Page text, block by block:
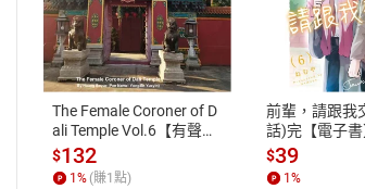
付款方式
ATM轉帳、信用卡、LINE PAY、
The Female Coroner of D
ali Temple Vol.6【有聲
書】
$132
1 % (賺1 點)
前輩，請跟我
話)完【電子書
$39
1 %